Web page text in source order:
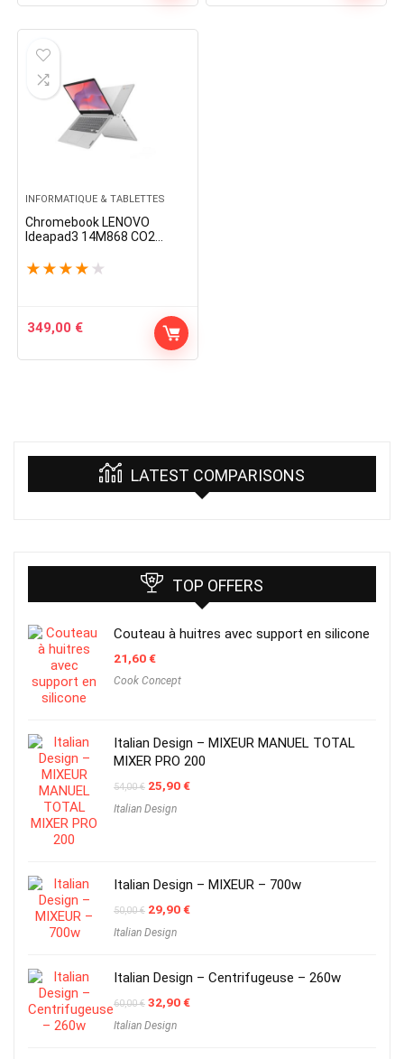
INFORMATIQUE & TABLETTES
Chromebook LENOVO
Ideapad3 14M868 CO2
★ ★ ★ ★ ★
349,00 €
LATEST COMPARISONS
TOP OFFERS
Couteau à huitres avec support en silicone
21,60€
Cook Concept
Italian Design – MIXEUR MANUEL TOTAL
MIXER PRO 200
54,00€ Original
was:
25,90€Current
Italian Design
Italian Design – MIXEUR – 700w
50,00€ Original
was:
29,90€Current
Italian Design
Italian Design – Centrifugeuse – 260w
60,00€ Original
was:
32,90€Current
Italian Design